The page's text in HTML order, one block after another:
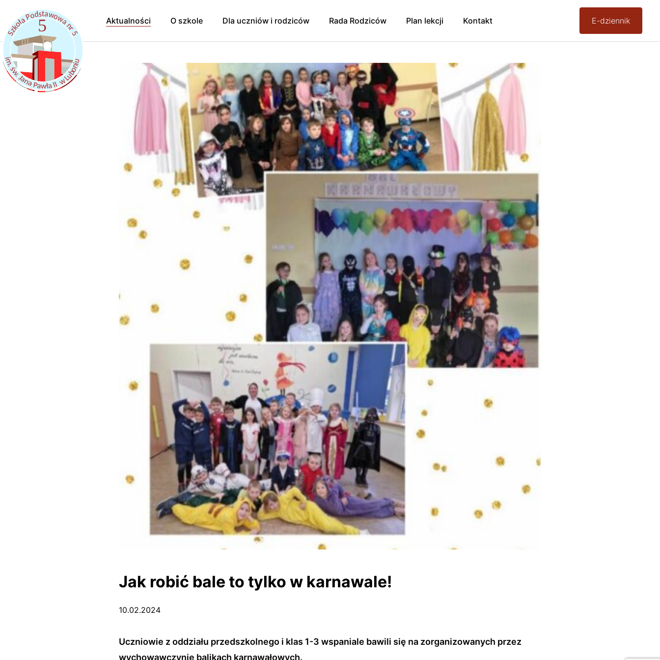
Aktualności O szkole
Pracownicy
Samorząd uczniowski
Kalendarz roku szkolnego
Szkoła Promująca Zdrowie
Dokumenty
Szkolny Klub Mediacji
Rekrutacja
Klauzula informacyjna
Dla uczniów i rodziców
konsultacji 2024/2025
Pomoc psychologiczno-
pedagogiczna. Prawa ucznia.
Zajęcia dodatkowe dla
uczniów
Egzaminy
Konkursy
Świetlica
Rada Rodziców
Sprawozdanie finansowe
Wpłaty na Radę Rodziców
Protokół zebrania 9.01.2025 r.
Protokół zebrania 1.04.2025
Protokół zebrania RR z
11.09.2025
Zebranie RR 13.11.2025
Protokół z dnia 29.01.2026
Protokół RR z dnia 23.04.2026
Plan lekcji Kontakt E-dziennik
Jak robić bale to tylko w karnawale!
10.02.2024
Uczniowie z oddziału przedszkolnego i klas 1-3 wspaniale bawili się na zorganizowanych przez
wychowawczynie balikach karnawałowych.